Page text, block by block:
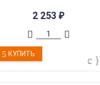
Тип конструкции:Фасад
Стекловолокно
2 253₽
КУПИТЬ